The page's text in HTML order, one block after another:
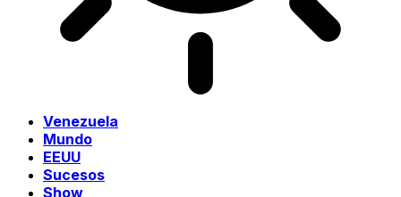
Venezuela
Mundo
EEUU
Sucesos
Show